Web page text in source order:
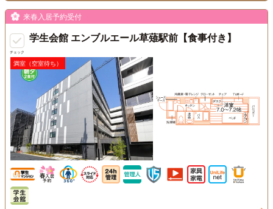
チェック
来春入居予約受付
学生会館 エンブルエール草薙駅前【食事付き】
満室（空室待ち）